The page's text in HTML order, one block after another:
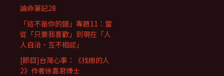
論命筆記28
「這不是你的錯」專題11：當
從「只要我喜歡」到現在「人
人自洽、互不相認」
[節目]台灣心事：《找樹的人
2》作者徐嘉君博士